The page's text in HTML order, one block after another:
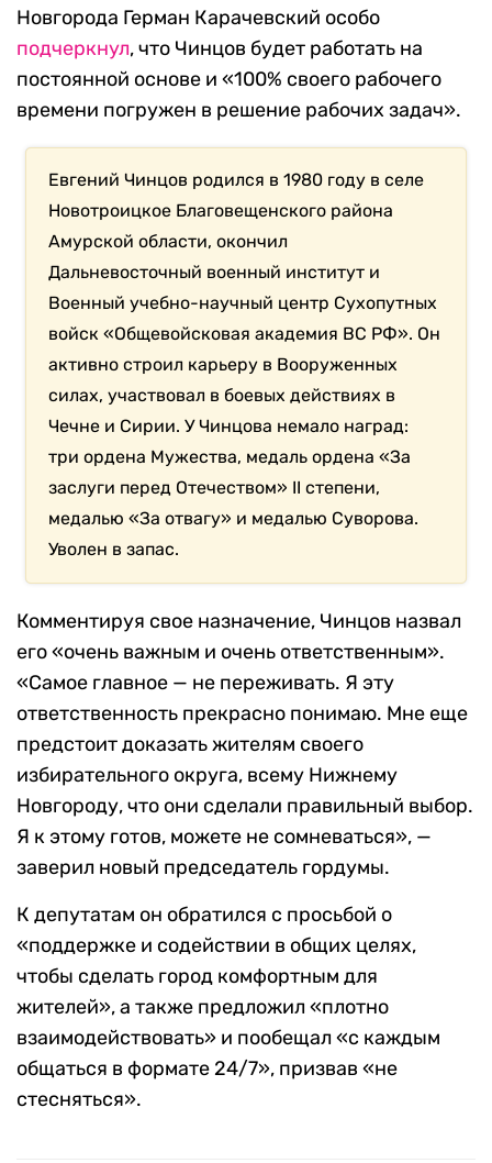
Новгорода Герман Карачевский особо
подчеркнул, что Чинцов будет работать на
постоянной основе и «100% своего рабочего
времени погружен в решение рабочих задач».
Евгений Чинцов родился в 1980 году в селе
Новотроицкое Благовещенского района
Амурской области, окончил
Дальневосточный военный институт и
Военный учебно-научный центр Сухопутных
войск «Общевойсковая академия ВС РФ». Он
активно строил карьеру в Вооруженных
силах, участвовал в боевых действиях в
Чечне и Сирии. У Чинцова немало наград:
три ордена Мужества, медаль ордена «За
заслуги перед Отечеством» II степени,
медалью «За отвагу» и медалью Суворова.
Уволен в запас.
Комментируя свое назначение, Чинцов назвал
его «очень важным и очень ответственным».
«Самое главное — не переживать. Я эту
ответственность прекрасно понимаю. Мне еще
предстоит доказать жителям своего
избирательного округа, всему Нижнему
Новгороду, что они сделали правильный выбор.
Я к этому готов, можете не сомневаться», —
заверил новый председатель гордумы.
К депутатам он обратился с просьбой о
«поддержке и содействии в общих целях,
чтобы сделать город комфортным для
жителей», а также предложил «плотно
взаимодействовать» и пообещал «с каждым
общаться в формате 24/7», призвав «не
стесняться».